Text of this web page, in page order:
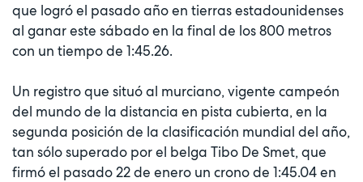
que logró el pasado año en tierras estadounidenses
al ganar este sábado en la final de los 800 metros
con un tiempo de 1:45.26.
Un registro que situó al murciano, vigente campeón
del mundo de la distancia en pista cubierta, en la
segunda posición de la clasificación mundial del año,
tan sólo superado por el belga Tibo De Smet, que
firmó el pasado 22 de enero un crono de 1:45.04 en